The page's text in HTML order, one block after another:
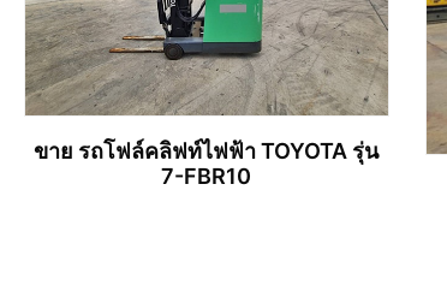
ขาย รถโฟล์คลิฟท์ไฟฟ้า TOYOTA รุ่น
7-FBR10